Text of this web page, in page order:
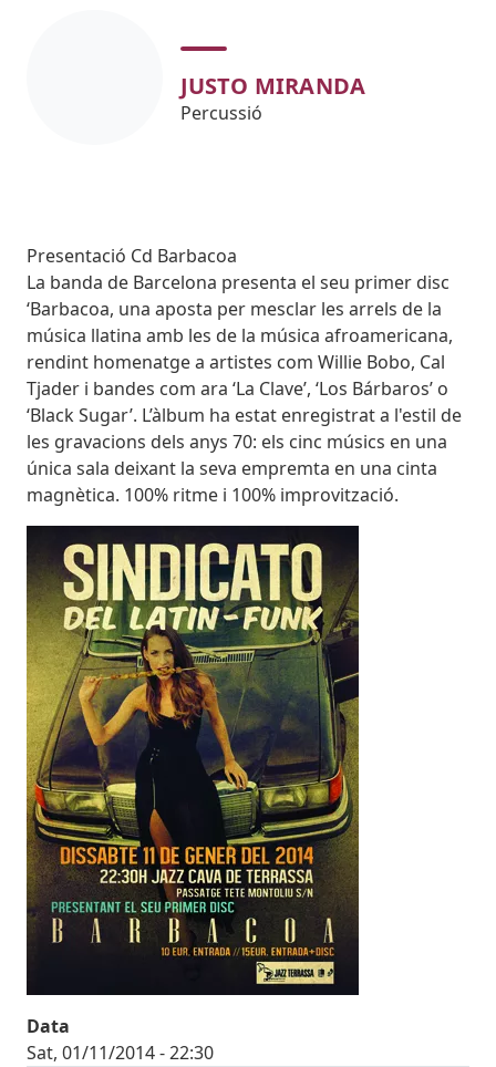
JUSTO MIRANDA
Percussió
Subtitol
Presentació Cd Barbacoa
Body
La banda de Barcelona presenta el seu primer disc
‘Barbacoa, una aposta per mesclar les arrels de la
música llatina amb les de la música afroamericana,
rendint homenatge a artistes com Willie Bobo, Cal
Tjader i bandes com ara ‘La Clave’, ‘Los Bárbaros’ o
‘Black Sugar’. L’àlbum ha estat enregistrat a l'estil de
les gravacions dels anys 70: els cinc músics en una
única sala deixant la seva empremta en una cinta
magnètica. 100% ritme i 100% improvització.
Imatges
Image
Data
Sat, 01/11/2014 - 22:30